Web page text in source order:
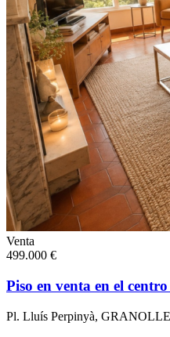
Venta
499.000 €
Piso en venta en el
Pl. Lluís Perpinyà,